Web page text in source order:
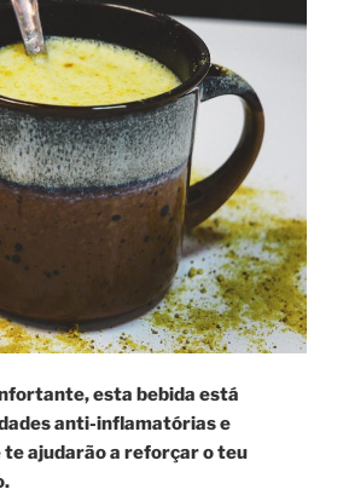
esta bebida está
anti-inflamatórias e
ajudarão a reforçar o teu